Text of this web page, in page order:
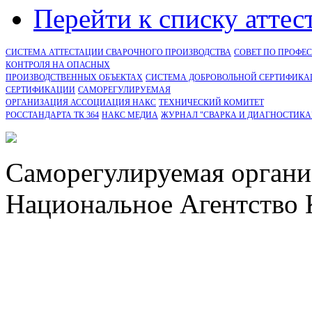
Перейти к списку
СИСТЕМА АТТЕСТАЦИИ СВАРОЧНОГО ПРОИЗВОДСТВА СОВЕТ ПО
КОНТРОЛЯ НА ОПАСНЫХ
ПРОИЗВОДСТВЕННЫХ ОБЪЕКТАХ СИСТЕМА ДОБРОВОЛЬНОЙ
CЕРТИФИКАЦИИ САМОРЕГУЛИРУЕМАЯ
ОРГАНИЗАЦИЯ АССОЦИАЦИЯ НАКС ТЕХНИЧЕСКИЙ КОМИТЕТ
РОССТАНДАРТА ТК 364 НАКС МЕДИА ЖУРНАЛ "СВАРКА И
Саморегулируемая
Национальное Агентство